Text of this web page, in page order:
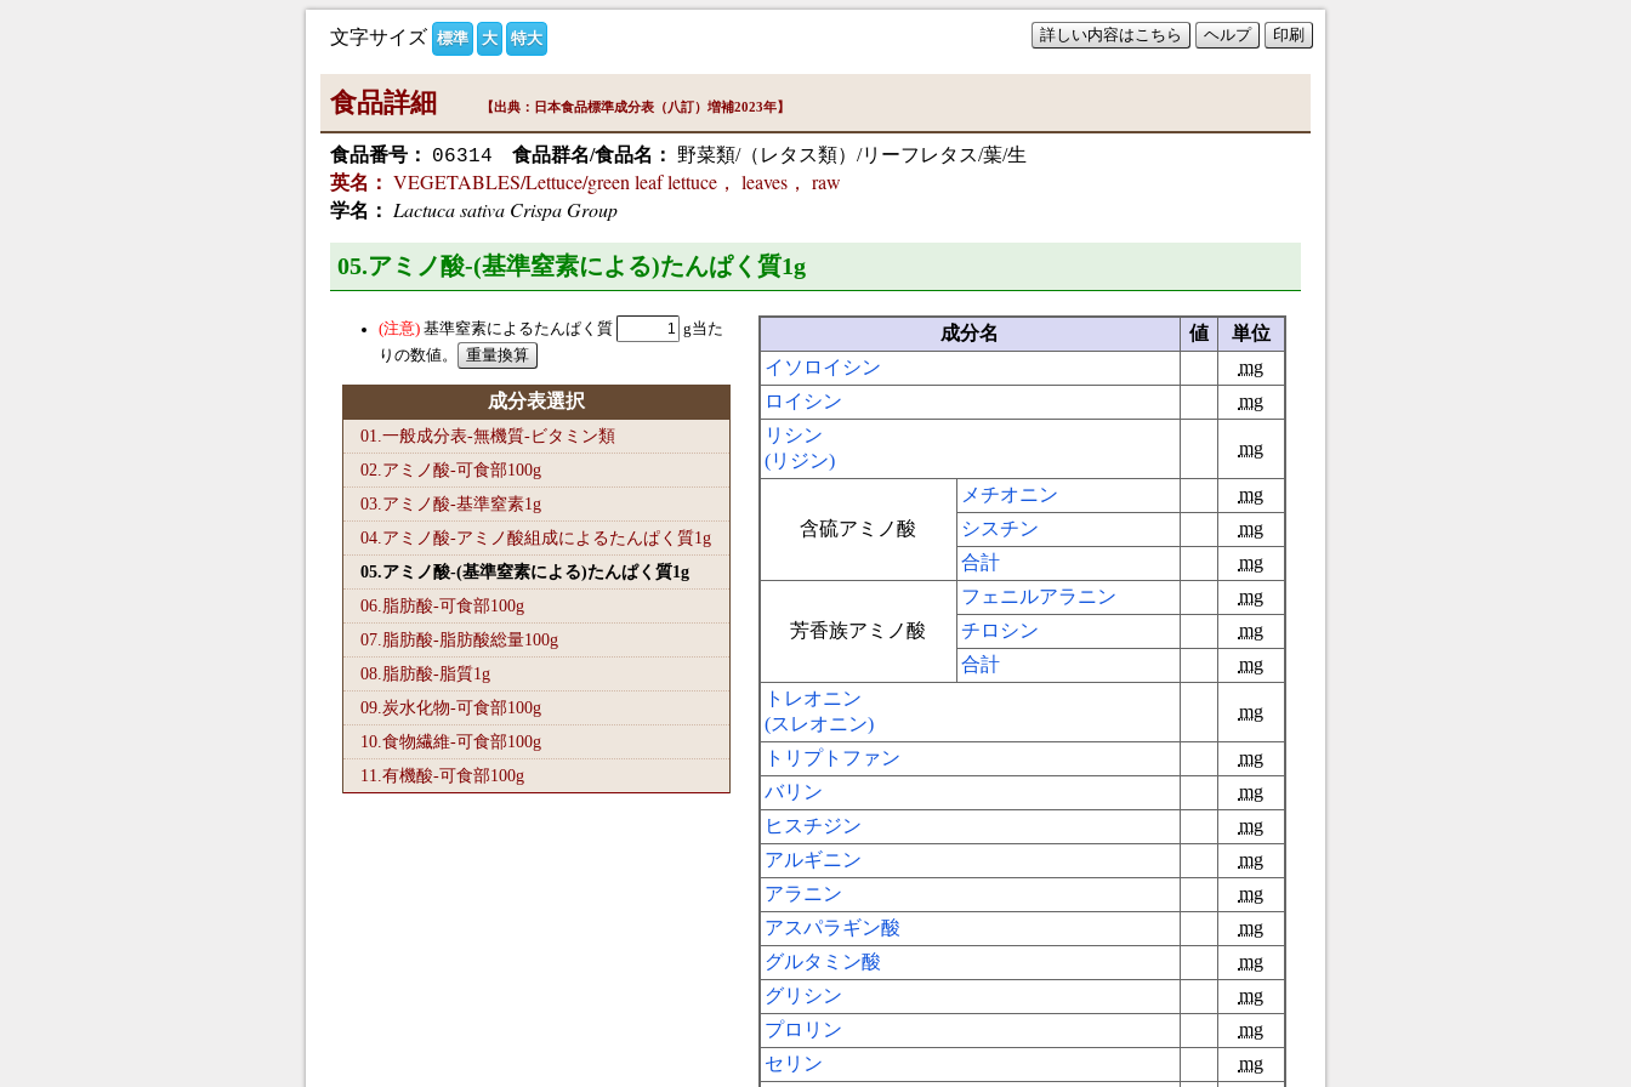
詳しい内容はこちら ヘルプ 印刷
文字サイズ 標準 大 特大
食品詳細 【出典：日本食品標準成分表（八訂）増補2023年】
食品番号： 06314 食品群名/食品名：
野菜類/（レタス類）/リーフレタス/葉/生
英名： VEGETABLES/Lettuce/green leaf lettuce， leaves， raw
学名： Lactuca sativa Crispa Group
05.アミノ酸-(基準窒素による)たんぱく質1g
基準窒素によるたんぱく質
g当た
りの数値。
成分表選択
01.一般成分表-無機質-ビタミン類
02.アミノ酸-可食部100g
03.アミノ酸-基準窒素1g
04.アミノ酸-アミノ酸組成によるたんぱく質1g
05.アミノ酸-(基準窒素による)たんぱく質1g
06.脂肪酸-可食部100g
07.脂肪酸-脂肪酸総量100g
08.脂肪酸-脂質1g
09.炭水化物-可食部100g
10.食物繊維-可食部100g
11.有機酸-可食部100g
成分名 値
単位
イソロイシン
mg
ロイシン
mg
リシン
(リジン)
mg
含硫アミノ酸
メチオニン
mg
シスチン
mg
合計
mg
芳香族アミノ酸
フェニルアラニン
mg
チロシン
mg
合計
mg
トレオニン
(スレオニン)
mg
トリプトファン
mg
バリン
mg
ヒスチジン
mg
アルギニン
mg
アラニン
mg
アスパラギン酸
mg
グルタミン酸
mg
グリシン
mg
プロリン
mg
セリン
mg